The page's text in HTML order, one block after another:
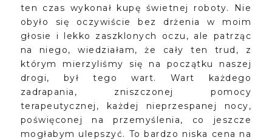
ten czas wykonał kupę świetnej roboty. Nie
obyło się oczywiście bez drżenia w moim
głosie i lekko zaszklonych oczu, ale patrząc
na niego, wiedziałam, że cały ten trud, z
którym mierzyliśmy się na początku naszej
drogi, był tego wart. Wart każdego
zadrapania, zniszczonej pomocy
terapeutycznej, każdej nieprzespanej nocy,
poświęconej na przemyślenia, co jeszcze
mogłabym ulepszyć. To bardzo niska cena na